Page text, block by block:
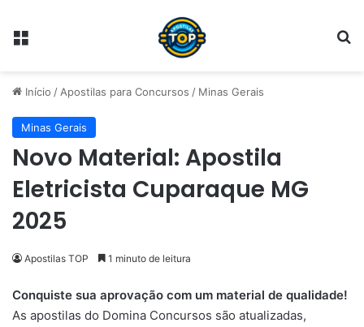
Menu
Início / Apostilas para Concursos / Minas Gerais
Minas Gerais
Novo Material: Apostila
Eletricista Cuparaque MG
2025
Apostilas TOP 1 minuto de leitura
Conquiste sua aprovação com um material de qualidade!
As apostilas do Domina Concursos são atualizadas,